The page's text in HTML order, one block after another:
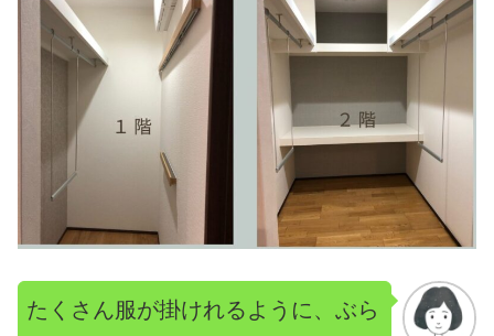
たくさん服が掛けれるように、ぶら